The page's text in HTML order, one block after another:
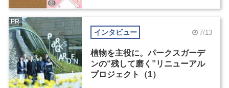
インタビュー 7/13
植物を主役に。パークスガーデ
ンの“残して磨く”リニューアル
プロジェクト（1）
PR